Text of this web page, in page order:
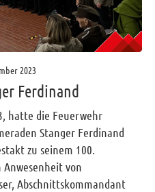
2023
Ferdinand
hatte die Feuerwehr
Stanger Ferdinand
zu seinem 100.
von
Abschnittskommandant